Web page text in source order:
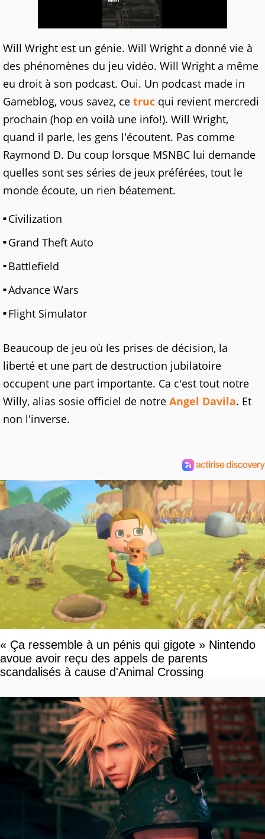
Will Wright est un génie. Will Wright a donné vie à
des phénomènes du jeu vidéo. Will Wright a même
eu droit à son podcast. Oui. Un podcast made in
Gameblog, vous savez, ce truc qui revient mercredi
prochain (hop en voilà une info!). Will Wright,
quand il parle, les gens l'écoutent. Pas comme
Raymond D. Du coup lorsque MSNBC lui demande
quelles sont ses séries de jeux préférées, tout le
monde écoute, un rien béatement.
Civilization
Grand Theft Auto
Battlefield
Advance Wars
Flight Simulator
Beaucoup de jeu où les prises de décision, la
liberté et une part de destruction jubilatoire
occupent une part importante. Ca c'est tout notre
Willy, alias sosie officiel de notre Angel Davila. Et
non l'inverse.
« Ça ressemble à un pénis qui gigote » Nintendo
avoue avoir reçu des appels de parents
scandalisés à cause d'Animal Crossing